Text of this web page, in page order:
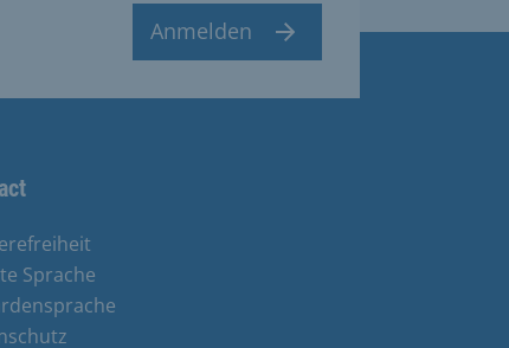
Anmelden
Sprache